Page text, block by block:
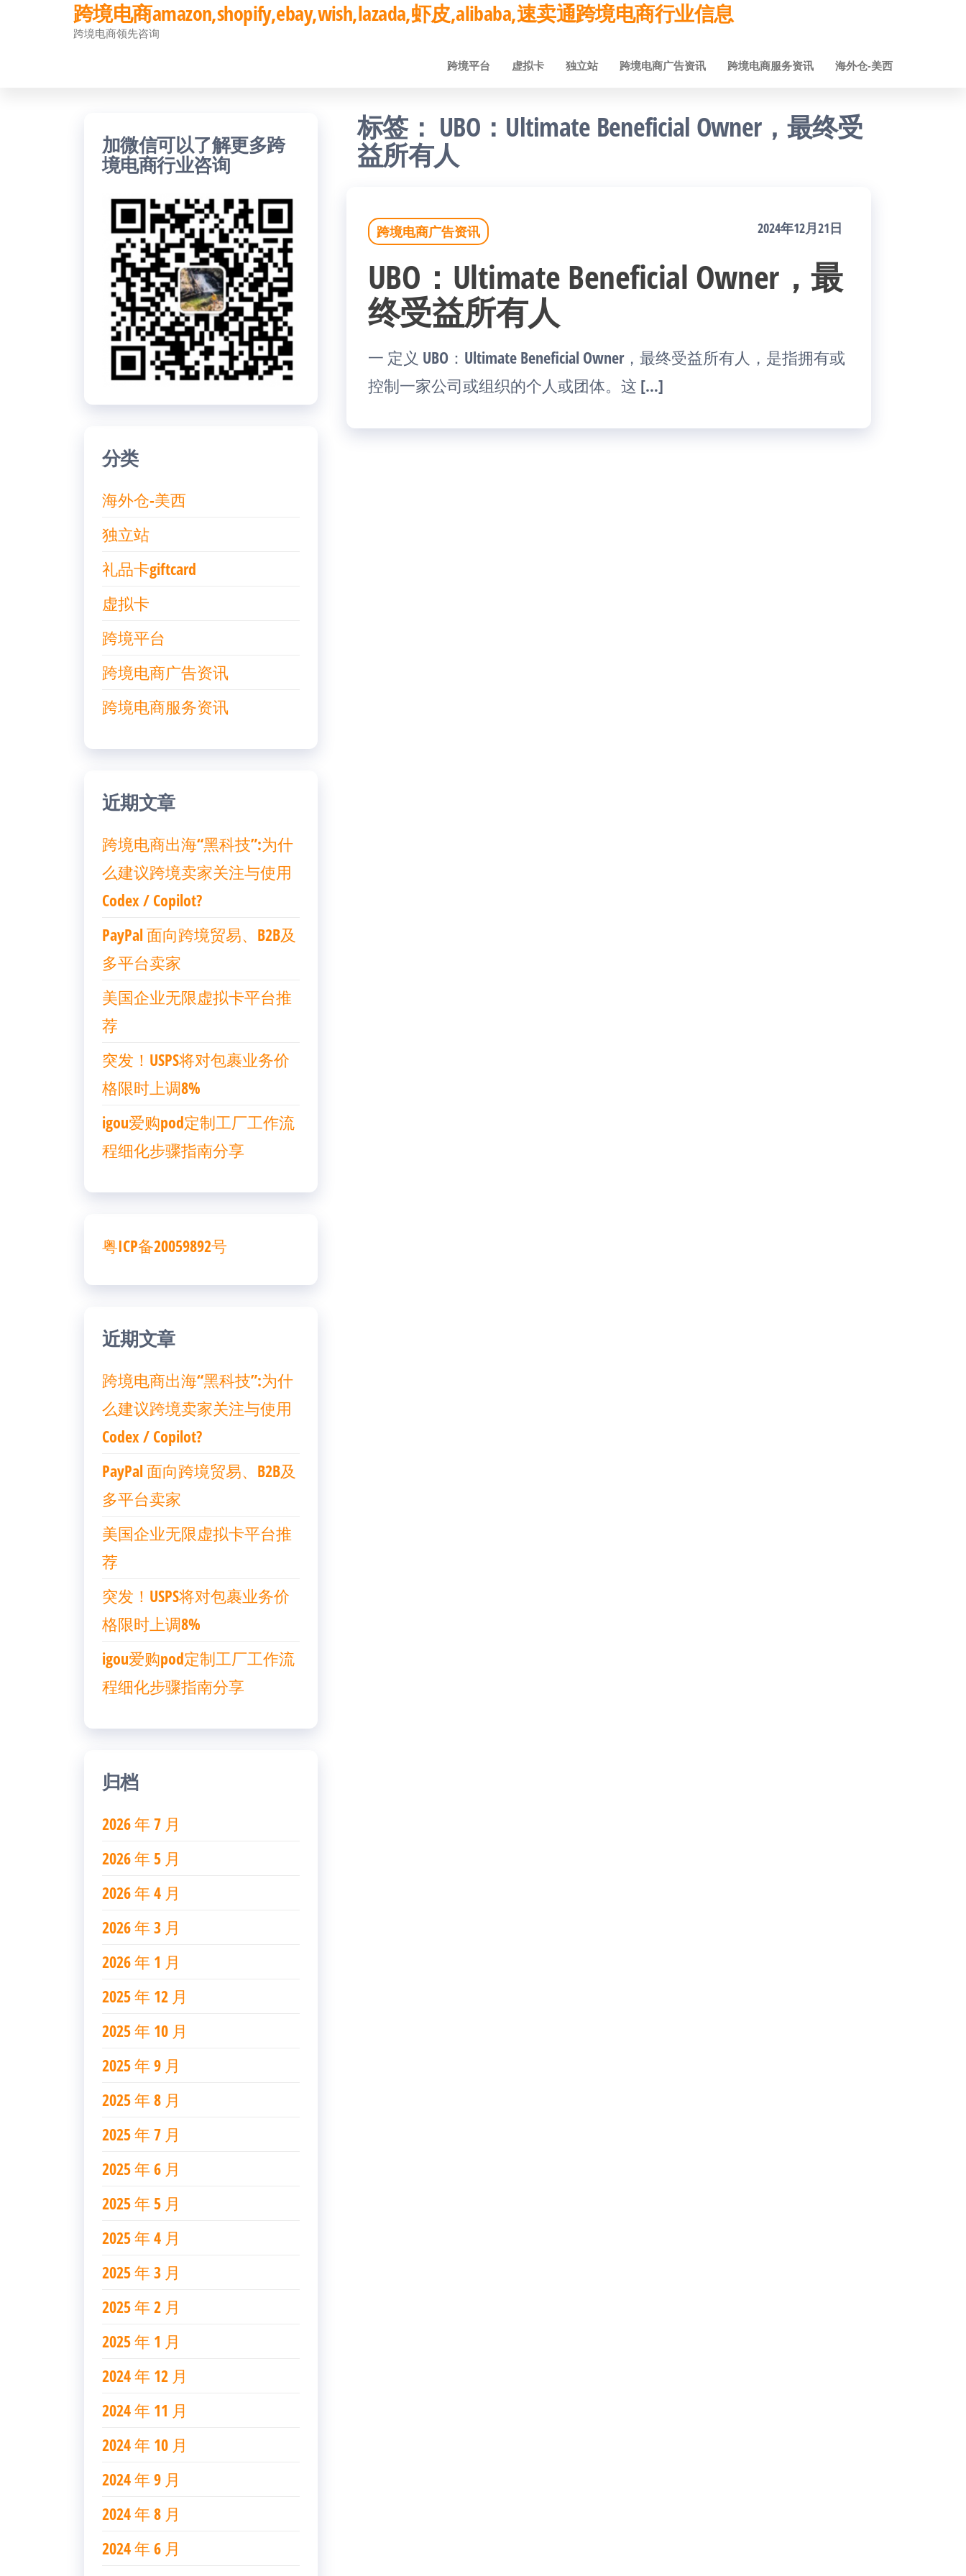
跨境电商amazon,shopify,ebay,wish,lazada,虾皮,alibaba,速卖通跨境电商行业信息
跨境电商领先咨询
跨境平台 虚拟卡 独立站 跨境电商广告资讯 跨境电商服务资讯 海外仓-美西
标签： UBO：Ultimate Beneficial Owner，最终受
益所有人
跨境电商广告资讯 2024年12月21日
UBO：Ultimate Beneficial Owner，最
终受益所有人
一 定义 UBO：Ultimate Beneficial Owner，最终受益所有人，是指拥有或
控制一家公司或组织的个人或团体。这 […]
加微信可以了解更多跨
境电商行业咨询
分类
海外仓-美西
独立站
礼品卡giftcard
虚拟卡
跨境平台
跨境电商广告资讯
跨境电商服务资讯
近期文章
跨境电商出海“黑科技”:为什
么建议跨境卖家关注与使用
Codex / Copilot?
PayPal 面向跨境贸易、B2B及
多平台卖家
美国企业无限虚拟卡平台推
荐
突发！USPS将对包裹业务价
格限时上调8%
igou爱购pod定制工厂工作流
程细化步骤指南分享
粤ICP备20059892号
近期文章
跨境电商出海“黑科技”:为什
么建议跨境卖家关注与使用
Codex / Copilot?
PayPal 面向跨境贸易、B2B及
多平台卖家
美国企业无限虚拟卡平台推
荐
突发！USPS将对包裹业务价
格限时上调8%
igou爱购pod定制工厂工作流
程细化步骤指南分享
归档
2026 年 7 月
2026 年 5 月
2026 年 4 月
2026 年 3 月
2026 年 1 月
2025 年 12 月
2025 年 10 月
2025 年 9 月
2025 年 8 月
2025 年 7 月
2025 年 6 月
2025 年 5 月
2025 年 4 月
2025 年 3 月
2025 年 2 月
2025 年 1 月
2024 年 12 月
2024 年 11 月
2024 年 10 月
2024 年 9 月
2024 年 8 月
2024 年 6 月